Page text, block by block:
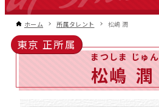
ホーム 所属タレント 松嶋 潤
東京 正所属
松嶋
まつしま
潤
じゅん